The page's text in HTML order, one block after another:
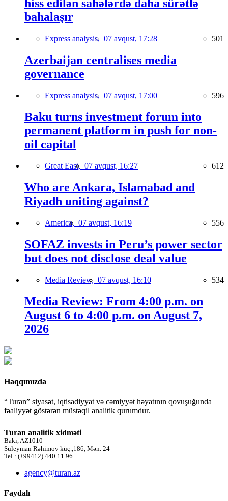
hiss edilən sahələrdə daha sürətlə
bahalaşır
Express analysis, 07 avqust, 17:28 501
Azerbaijan centralises media
governance
Express analysis, 07 avqust, 17:00 596
Baku turns investment forum into
permanent platform in push for non-
oil capital
Great East, 07 avqust, 16:27 612
Who are Ankara, Islamabad and
Riyadh uniting against?
America, 07 avqust, 16:19 556
SOFAZ invests in Peru’s power sector
but does not disclose deal value
Media Review, 07 avqust, 16:10 534
Media Review: From 4:00 p.m. on
August 6 to 4:00 p.m. on August 7,
2026
Haqqımızda
“Turan” siyasət, iqtisadiyyat və cəmiyyət həyatının qovuşuğunda
fəaliyyət göstərən müstəqil analitik qurumdur.
Turan analitik xidməti
Bakı, AZ1010
Süleyman Rəhimov küç.,186, Mən. 24
Tel.: (+99412) 440 11 96
agency@turan.az
Faydalı